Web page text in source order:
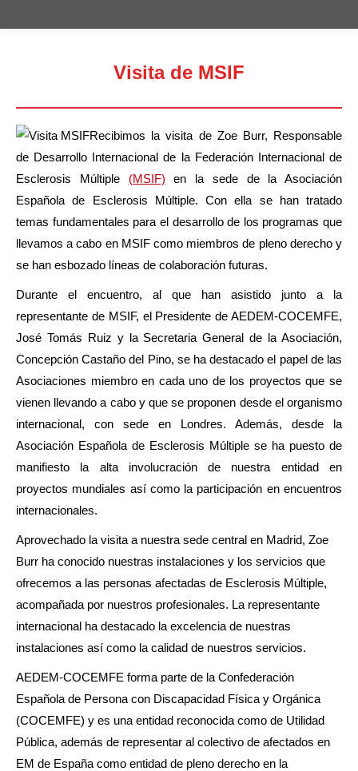
Visita de MSIF
Recibimos la visita de Zoe Burr, Responsable
de Desarrollo Internacional de la Federación Internacional de
Esclerosis Múltiple (MSIF) en la sede de la Asociación
Española de Esclerosis Múltiple. Con ella se han tratado
temas fundamentales para el desarrollo de los programas que
llevamos a cabo en MSIF como miembros de pleno derecho y
se han esbozado líneas de colaboración futuras.
Durante el encuentro, al que han asistido junto a la
representante de MSIF, el Presidente de AEDEM-COCEMFE,
José Tomás Ruiz y la Secretaria General de la Asociación,
Concepción Castaño del Pino, se ha destacado el papel de las
Asociaciones miembro en cada uno de los proyectos que se
vienen llevando a cabo y que se proponen desde el organismo
internacional, con sede en Londres. Además, desde la
Asociación Española de Esclerosis Múltiple se ha puesto de
manifiesto la alta involucración de nuestra entidad en
proyectos mundiales así como la participación en encuentros
internacionales.
Aprovechado la visita a nuestra sede central en Madrid, Zoe
Burr ha conocido nuestras instalaciones y los servicios que
ofrecemos a las personas afectadas de Esclerosis Múltiple,
acompañada por nuestros profesionales. La representante
internacional ha destacado la excelencia de nuestras
instalaciones así como la calidad de nuestros servicios.
AEDEM-COCEMFE forma parte de la Confederación
Española de Persona con Discapacidad Física y Orgánica
(COCEMFE) y es una entidad reconocida como de Utilidad
Pública, además de representar al colectivo de afectados en
EM de España como entidad de pleno derecho en la